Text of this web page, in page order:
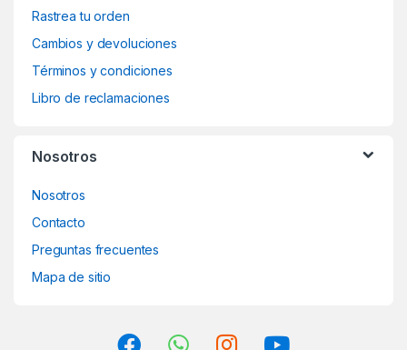
Rastrea tu orden
Cambios y devoluciones
Términos y condiciones
Libro de reclamaciones
Nosotros
Nosotros
Contacto
Preguntas frecuentes
Mapa de sitio